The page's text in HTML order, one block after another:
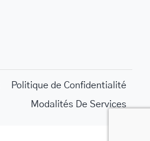
Politique de Confidentialité
Modalités De Services